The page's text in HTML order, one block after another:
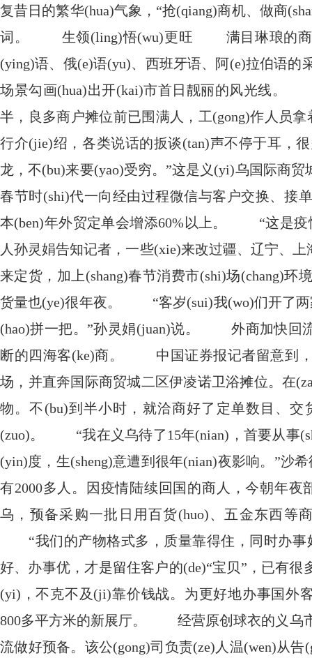
复昔日的繁华(hua)气象，“抢(qiang)商机、做商
词。 生领(ling)悟(wu)更旺 满目琳琅的商品
(ying)语、俄(e)语(yu)、西班牙语、阿(e)拉伯语
场景勾画(hua)出开(kai)市首日靓丽的风光线。
半，良多商户摊位前已围满人，工(gong)作人员
行介(jie)绍，各类说话的扳谈(tan)声不停于耳
龙，不(bu)来要(yao)受穷。”这是义(yi)乌国际商
春节时(shi)代一向经由过程微信与客户交换、接
本(ben)年外贸定单会增添60%以上。 “这是疫
人孙灵娟告知记者，一些(xie)来改过疆、辽宁、
来定货，加上(shang)春节消费市(shi)场(chang)
货量也(ye)很年夜。 “客岁(sui)我(wo)们开了两
(hao)拼一把。”孙灵娟(juan)说。 外商加快
断的四海客(ke)商。 中国证券报记者留意到，
场，并直奔国际商贸城二区伊凌诺卫浴摊位。在
物。不(bu)到半小时，就洽商好了定单数目、
(zuo)。 “我在义乌待了15年(nian)，首要从事
(yin)度，生(sheng)意遭到很年(nian)夜影响。”沙
有2000多人。因疫情陆续回国的商人，今朝年
乌，预备采购一批日用百货(huo)、五金东西等
“我们的产物格式多，质量靠得住，同时办事
好、办事优，才是留住客户的(de)“宝贝”，已有
(yi)，不克不及(ji)靠价钱战。为更好地办事国外
800多平方米的新展厅。 经营原创球衣的义乌
流做好预备。该公(gong)司负责(ze)人温(wen)从